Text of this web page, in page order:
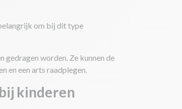
om bij dit type
gedragen worden. Ze kunnen de
en een arts raadplegen.
kinderen